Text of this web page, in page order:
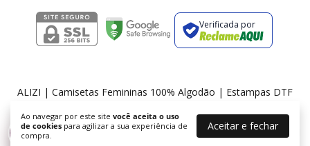
Ao navegar por este site você aceita o uso
de cookies para agilizar a sua experiência de
compra.
Aceitar e fechar
Verificada por
ALIZI | Camisetas Femininas 100% Algodão | Estampas DTF
%Desconto progressivo
2 pecas 7% OFF